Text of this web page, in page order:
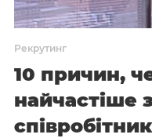
Рекрутинг
10 причин,
найчастіше